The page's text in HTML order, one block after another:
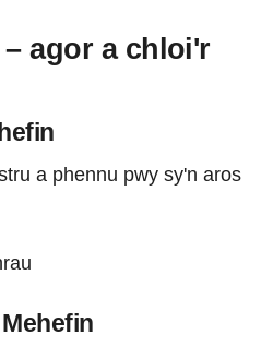
agor a chloi'r
a phennu pwy sy'n aros